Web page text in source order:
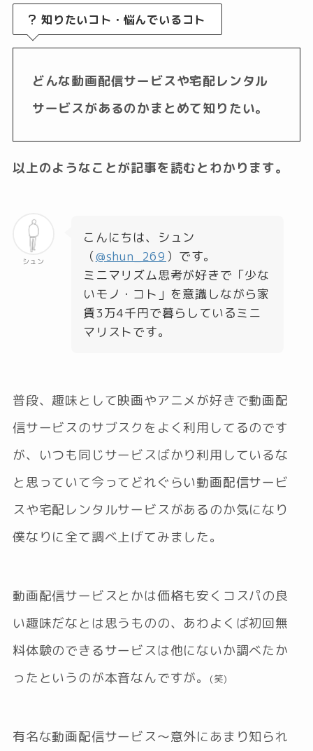
知りたいコト・悩んでいるコト
どんな動画配信サービスや宅配レンタル
サービスがあるのかまとめて知りたい。
以上のようなことが記事を読むとわかります。
シュン
こんにちは、シュン
（@shun_269 ）です。
ミニマリズム思考が好きで「少な
いモノ・コト」を意識しながら家
賃3万4千円で暮らしているミニ
マリストです。
普段、趣味として映画やアニメが好きで動画配
信サービスのサブスクをよく利用してるのです
が、いつも同じサービスばかり利用しているな
と思っていて今ってどれぐらい動画配信サービ
スや宅配レンタルサービスがあるのか気になり
僕なりに全て調べ上げてみました。
動画配信サービスとかは価格も安くコスパの良
い趣味だなとは思うものの、あわよくば初回無
料体験のできるサービスは他にないか調べたか
ったというのが本音なんですが。
(笑)
有名な動画配信サービス〜意外にあまり知られ